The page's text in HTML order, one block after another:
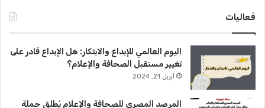
فعاليات
اليوم العالمي للإبداع والابتكار: هل الإبداع قادر على
تغيير مستقبل الصحافة والإعلام؟
أبريل 21, 2024
المرصد المصري للصحافة والإعلام يُطلق حملة